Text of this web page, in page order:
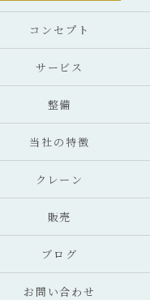
コンセプト
サービス
整備
当社の特徴
クレーン
販売
ブログ
お問い合わせ